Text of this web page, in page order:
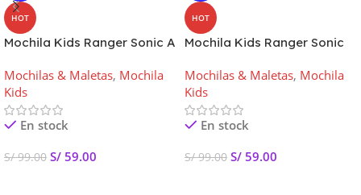
HOT
Mochila Kids Ranger Sonic A
Mochilas & Maletas, Mochila
Kids
En stock
S/99.00 S/ 59.00
HOT
Mochila Kids Ranger Sonic
Mochilas & Maletas, Mochila
Kids
En stock
S/99.00 S/ 59.00